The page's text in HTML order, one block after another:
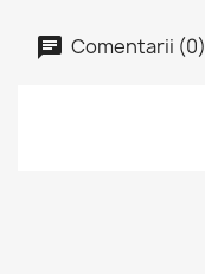
Comentarii (0)